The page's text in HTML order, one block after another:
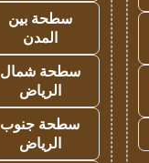
سطحة بين
المدن
سطحة شمال
الرياض
سطحة جنوب
الرياض